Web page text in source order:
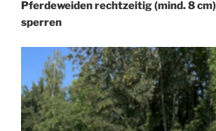
Pferdeweiden rechtzeitig (mind. 8
sperren